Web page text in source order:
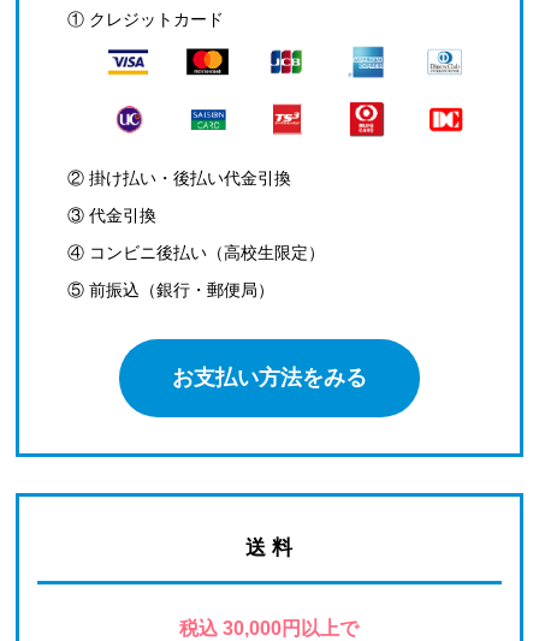
① クレジットカード
② 掛け払い・後払い代金引換
③ 代金引換
④ コンビニ後払い（高校生限定）
⑤ 前振込（銀行・郵便局）
お支払い方法をみる
送 料
税込 30,000円以上で